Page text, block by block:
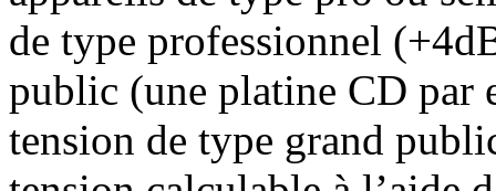
de type professionnel
public (une platine CD par
tension de type grand